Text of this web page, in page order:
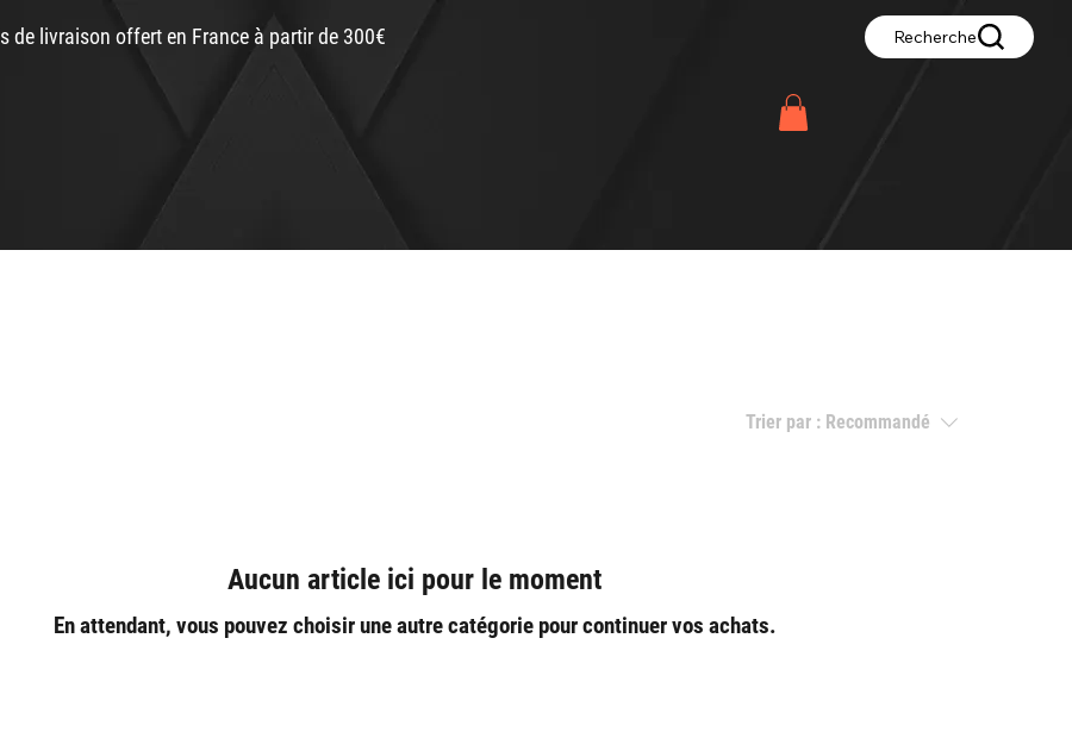
de livraison offert en France à partir de 300€ Recherche
Trier par : Recommandé
Aucun article ici pour le moment
En attendant, vous pouvez choisir une autre catégorie pour continuer vos achats.